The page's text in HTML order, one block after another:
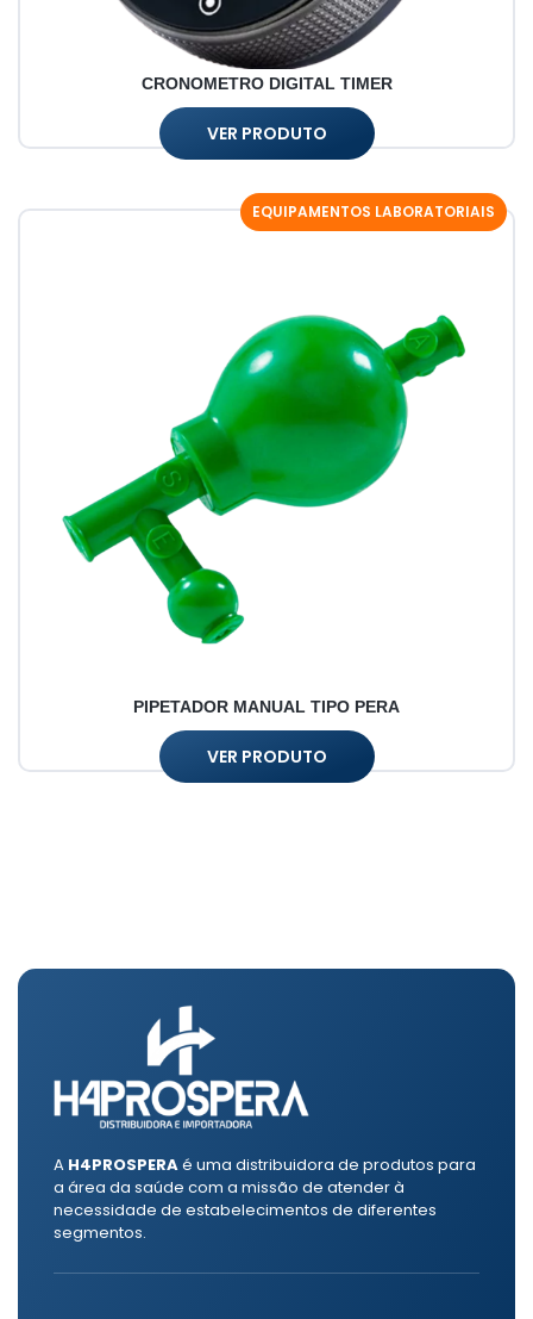
CRONOMETRO DIGITAL TIMER
VER PRODUTO
EQUIPAMENTOS LABORATORIAIS
PIPETADOR MANUAL TIPO PERA
VER PRODUTO
A H4PROSPERAé uma distribuidora de produtos para
a área da saúde com a missão de atender à
necessidade de estabelecimentos de diferentes
segmentos.